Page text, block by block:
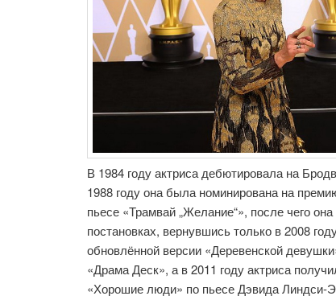
В 1984 году актриса дебютировала на
1988 году она была номинирована на
пьесе «Трамвай „Желание“», после чего
постановках, вернувшись только в 2008
обновлённой версии «Деревенской
«Драма Деск», а в 2011 году актриса
«Хорошие люди» по пьесе Дэвида Линдси-